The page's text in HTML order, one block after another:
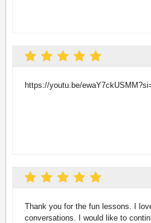
https://youtu.be/
Thank you for the fun lessons. I
conversations. I would like to